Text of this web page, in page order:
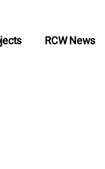
RCW News